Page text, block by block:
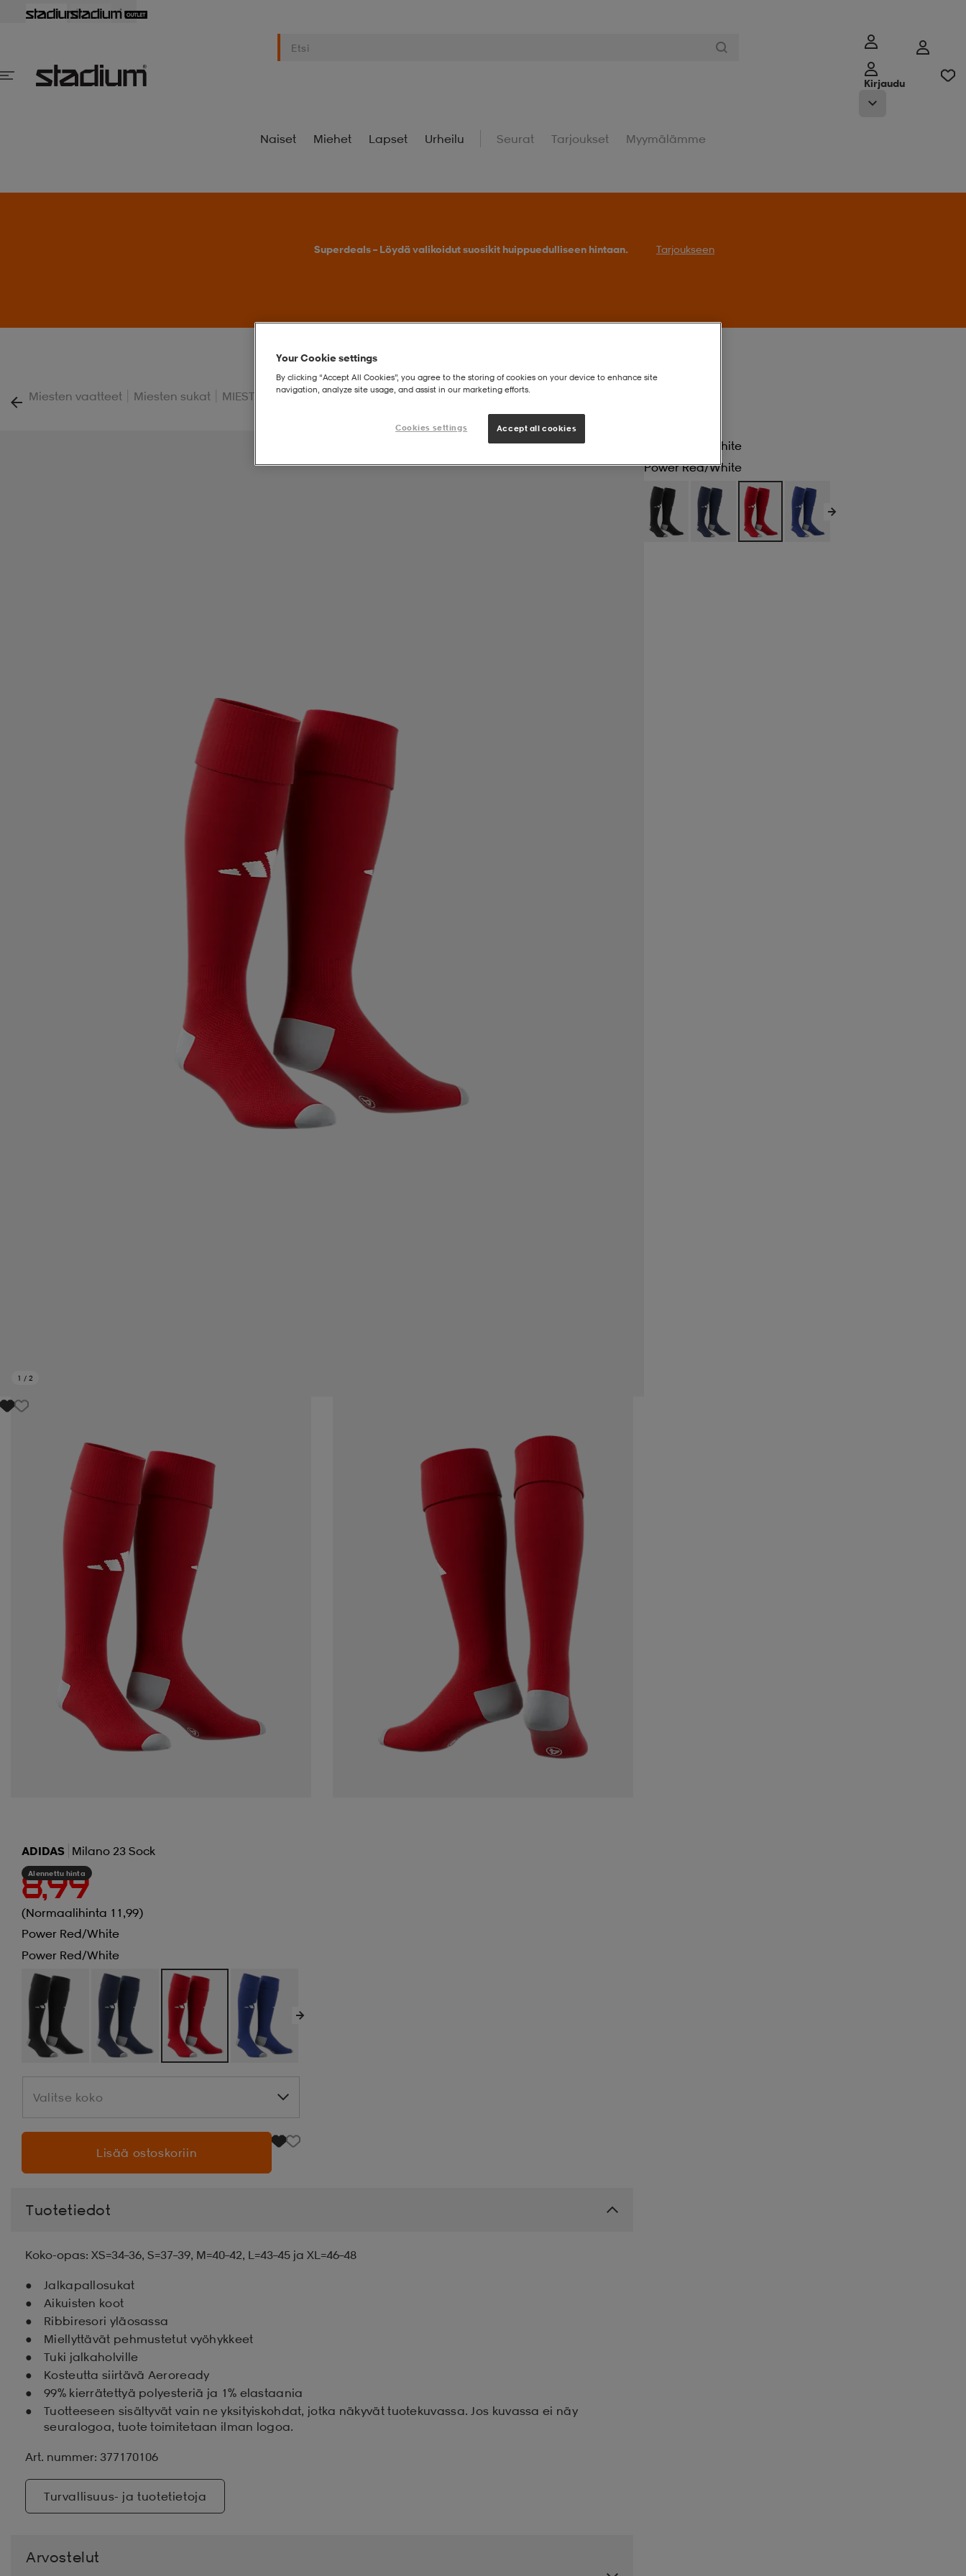
Kirjaudu
Naiset Miehet Lapset Urheilu Seurat Tarjoukset Myymälämme
Superdeals – Löydä valikoidut suosikit huippuedulliseen hintaan. Tarjoukseen
Miesten vaatteet | Miesten sukat | MIESTEN JALKAPALLOSUKAT | Milano 23 Sock
1 / 2
Power Red/white
Power Red/white
ADIDAS Milano 23 Sock
Alennettu hinta
8,99
(Normaalihinta 11,99)
Power Red/white
Power Red/white
Valitse koko
Valitse koko
Lisää ostoskoriin
Tuotetiedot
Koko-opas: XS=34–36, S=37–39, M=40–42, L=43–45 ja XL=46–48
Jalkapallosukat
Aikuisten koot
Ribbiresori yläosassa
Miellyttävät pehmustetut vyöhykkeet
Tuki jalkaholville
Kosteutta siirtävä Aeroready
99% kierrätettyä polyesteriä ja 1% elastaania
Tuotteeseen sisältyvät vain ne yksityiskohdat, jotka näkyvät tuotekuvassa. Jos kuvassa ei näy
seuralogoa, tuote toimitetaan ilman logoa.
Art. nummer: 377170106
Turvallisuus- ja tuotetietoja
Arvostelut
Your Cookie settings
By clicking “Accept All Cookies”, you agree to the storing of cookies on your device to enhance site
navigation, analyze site usage, and assist in our marketing efforts.
Cookies settings Accept all cookies